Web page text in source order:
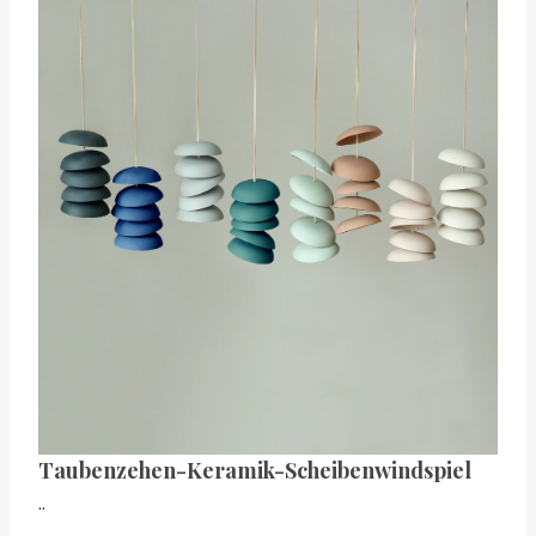
Taubenzehen-Keramik-Scheibenwindspiel
..